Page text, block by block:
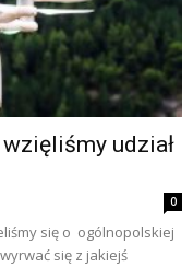
udział
0
się o ogólnopolskiej
się z jakiejś